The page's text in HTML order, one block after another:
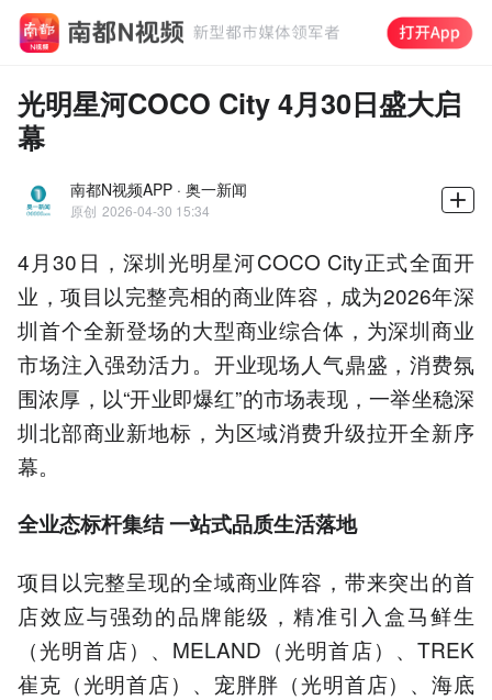
光明星河COCO City 4月30日盛大启
幕
南都N视频APP · 奥一新闻
原创 2026-04-30 15:34
4月30日，深圳光明星河COCO City正式全面开
业，项目以完整亮相的商业阵容，成为2026年深
圳首个全新登场的大型商业综合体，为深圳商业
市场注入强劲活力。开业现场人气鼎盛，消费氛
围浓厚，以“开业即爆红”的市场表现，一举坐稳深
圳北部商业新地标，为区域消费升级拉开全新序
幕。
全业态标杆集结 一站式品质生活落地
项目以完整呈现的全域商业阵容，带来突出的首
店效应与强劲的品牌能级，精准引入盒马鲜生
（光明首店）、MELAND（光明首店）、TREK
崔克（光明首店）、宠胖胖（光明首店）、海底